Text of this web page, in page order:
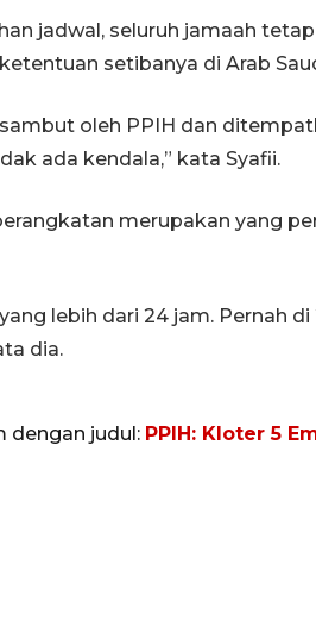
jadwal, seluruh jamaah
setibanya di Arab
oleh PPIH dan
ada kendala,” kata Syafii.
merupakan yang
lebih dari 24 jam. Pernah di
dia.
dengan judul: PPIH: Kloter 5